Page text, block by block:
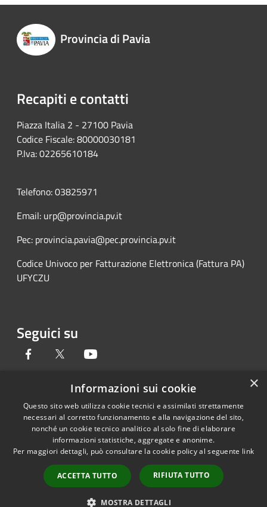
Provincia di Pavia
Recapiti e contatti
Piazza Italia 2 - 27100 Pavia
Codice Fiscale: 80000030181
P.Iva: 02265610184
Telefono: 03825971
Email: urp@provincia.pv.it
Pec: provincia.pavia@pec.provincia.pv.it
Codice Univoco per Fatturazione Elettronica (Fattura PA)
UFYCZU
Seguici su
Facebook Twitter
RSS
Accessibilità
Cookie
Mappa del sito
Copyright © 2026 • Provincia di
Pavia • Powered by
Municipium•Accesso
redazione
×
Informazioni sui cookie
Questo sito web utilizza cookie tecnici e assimilati strettamente
necessari al corretto funzionamento e alla navigazione del sito,
nonché un cookie tecnico analitico al solo fine di elaborare
informazioni statistiche, aggregate e anonime.
Per maggiori dettagli, può consultare la cookie policy al seguente link
ACCETTA TUTTO RIFIUTA TUTTO
MOSTRA DETTAGLI